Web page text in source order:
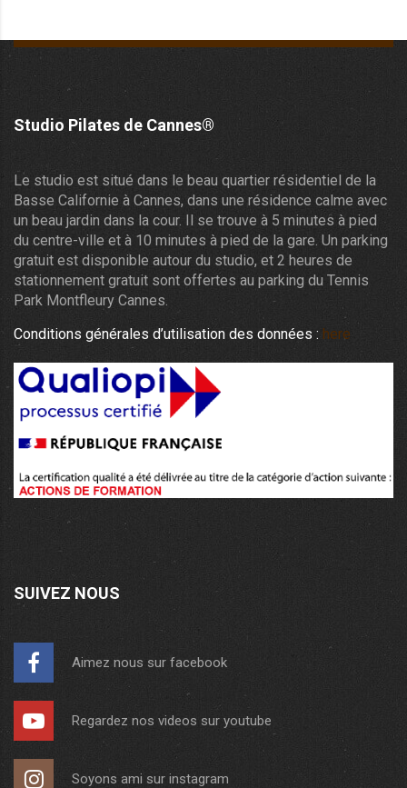
Studio Pilates de Cannes®
Le studio est situé dans le beau quartier résidentiel de la
Basse Californie à Cannes, dans une résidence calme avec
un beau jardin dans la cour. Il se trouve à 5 minutes à pied
du centre-ville et à 10 minutes à pied de la gare. Un parking
gratuit est disponible autour du studio, et 2 heures de
stationnement gratuit sont offertes au parking du Tennis
Park Montfleury Cannes.
Conditions générales d’utilisation des données : here
SUIVEZ NOUS
Aimez nous sur facebook
Regardez nos videos sur youtube
Soyons ami sur instagram